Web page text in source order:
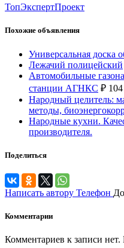
ТопЭкспертПроект
Похожие объявления
Универсальная доска
Лежачий полицейский
Автомобильные
станции АГНКС ₽
Народный целитель:
методы,
Народные кухни.
производителя.
Поделиться
Написать автору Телефон
Комментарии
Комментариев к записи